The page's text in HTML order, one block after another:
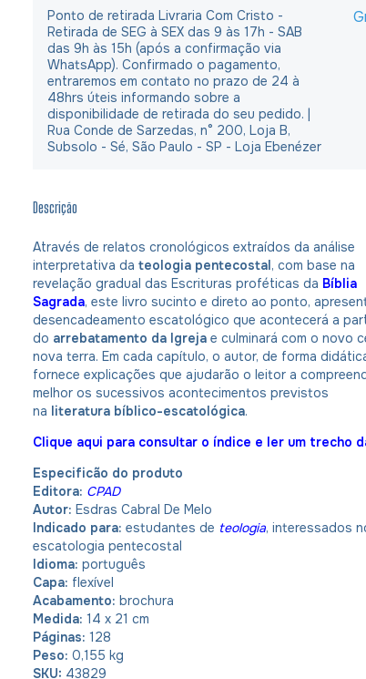
Ponto de retirada Livraria Com Cristo -
Retirada de SEG à SEX das 9 às 17h - SAB
das 9h às 15h (após a confirmação via
WhatsApp). Confirmado o pagamento,
entraremos em contato no prazo de 24 à
48hrs úteis informando sobre a
disponibilidade de retirada do seu pedido. |
Rua Conde de Sarzedas, n° 200, Loja B,
Subsolo - Sé, São Paulo - SP - Loja Ebenézer
Descrição
Através de relatos cronológicos extraídos da análise
interpretativa da teologia pentecostal, com base na
revelação gradual das Escrituras proféticas da Bíblia
Sagrada, este livro sucinto e direto ao ponto,
desencadeamento escatológico que acontecerá a
do arrebatamento da Igreja e culminará com o novo
nova terra. Em cada capítulo, o autor, de forma
fornece explicações que ajudarão o leitor a
melhor os sucessivos acontecimentos previstos
na literatura bíblico-escatológica.
Clique aqui para consultar o índice e ler um trecho
Especificão do produto
Editora: CPAD
Autor: Esdras Cabral De Melo
Indicado para: estudantes de teologia, interessados
escatologia pentecostal
Idioma: português
Capa: flexível
Acabamento: brochura
Medida: 14 x 21 cm
Páginas: 128
Peso: 0,155 kg
SKU: 43829